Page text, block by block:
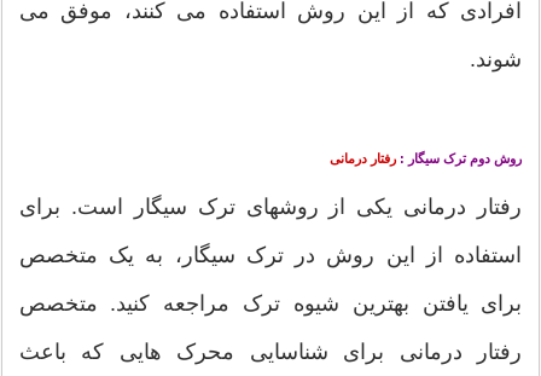
افرادی که از این روش استفاده می‏‏ کنند، موفق می
‏‏شوند.
روش دوم ترک سیگار : رفتار درمانی
رفتار درمانی یکی از روشهای ترک سیگار است. برای
استفاده از این روش در ترک سیگار، به یک متخصص
برای یافتن بهترین شیوه ترک مراجعه کنید. متخصص
رفتار درمانی برای شناسایی محرک هایی که باعث